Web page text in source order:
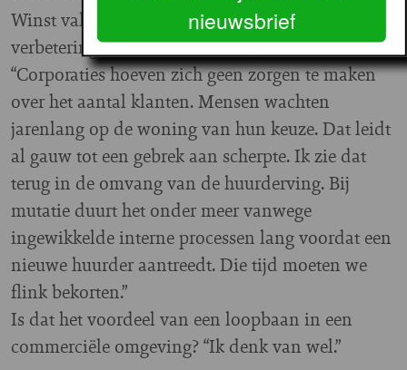
Winst valt volgens hem nog te behalen in
verbetering van het asset management.
“Corporaties hoeven zich geen zorgen te maken
over het aantal klanten. Mensen wachten
jarenlang op de woning van hun keuze. Dat leidt
al gauw tot een gebrek aan scherpte. Ik zie dat
terug in de omvang van de huurderving. Bij
mutatie duurt het onder meer vanwege
ingewikkelde interne processen lang voordat een
nieuwe huurder aantreedt. Die tijd moeten we
flink bekorten.”
Is dat het voordeel van een loopbaan in een
commerciële omgeving? “Ik denk van wel.”
nieuwsbrief